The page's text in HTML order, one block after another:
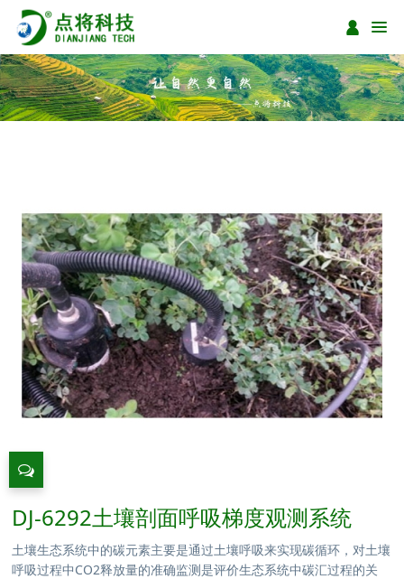
DJ-6292土壤剖面呼吸梯度观测系统
土壤生态系统中的碳元素主要是通过土壤呼吸来实现碳循环，对土壤
呼吸过程中CO2释放量的准确监测是评价生态系统中碳汇过程的关